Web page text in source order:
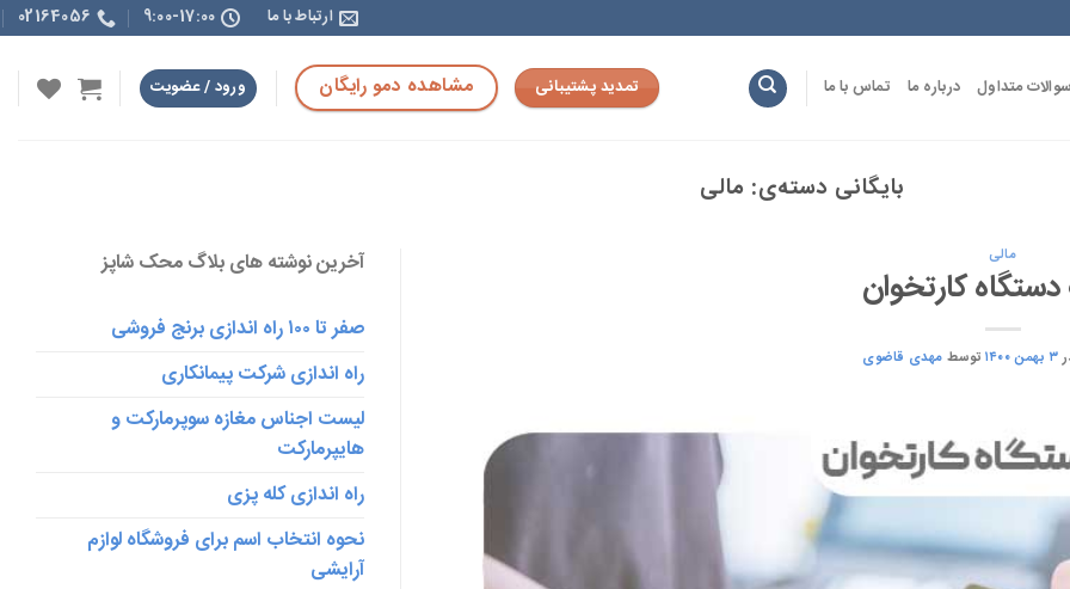
ارتباط با ما 9:00-17:00
02164056
متداول درباره ما تماس با ما تمدید پشتیبانی مشاهده دمو رایگان ورود / عضویت
بایگانی دسته‌ی: مالی
مالی
دستگاه کارتخوان
۳ بهمن ۱۴۰۰ توسط مهدی قاضوی
آخرین نوشته های بلاگ محک شاپز
صفر تا ۱۰۰ راه اندازی برنج فروشی
راه اندازی شرکت پیمانکاری
لیست اجناس مغازه سوپرمارکت و
هایپرمارکت
راه اندازی کله پزی
نحوه انتخاب اسم برای فروشگاه لوازم
آرایشی